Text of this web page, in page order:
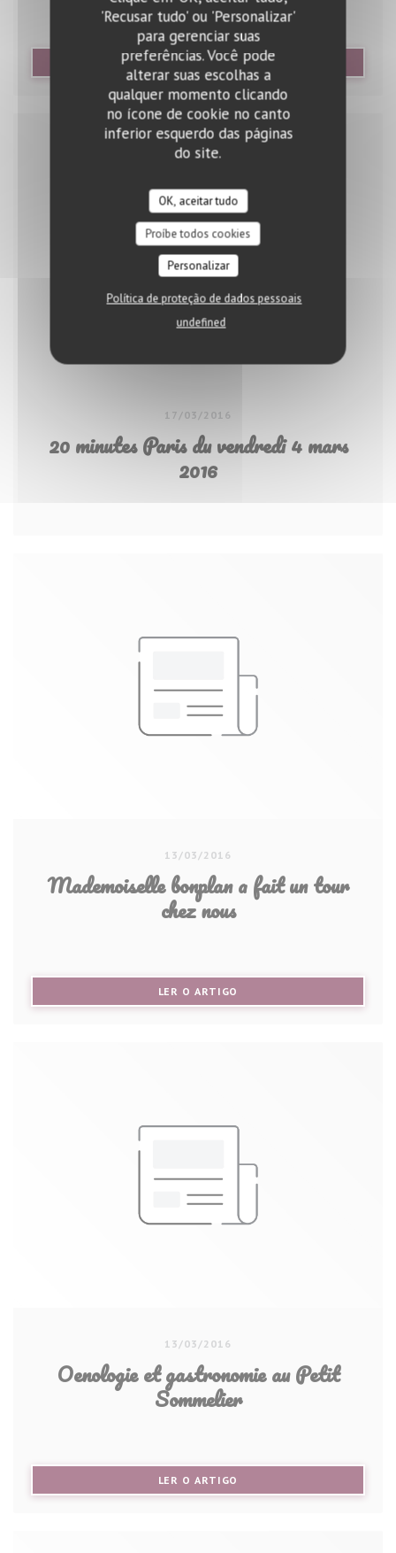
'Recusar tudo' ou 'Personalizar'
para gerenciar suas
preferências. Você pode
alterar suas escolhas a
qualquer momento clicando
no ícone de cookie no canto
inferior esquerdo das páginas
do site.
OK, aceitar tudo
Proíbe todos cookies
Personalizar
Política de proteção de dados pessoais
undefined
LER O ARTIGO((ABRE NUMA NOVA JANELA))
17/03/2016
20 minutes Paris du vendredi 4 mars
2016
13/03/2016
Mademoiselle bonplan a fait un tour
chez nous
LER O ARTIGO
13/03/2016
Oenologie et gastronomie au Petit
Sommelier
LER O ARTIGO